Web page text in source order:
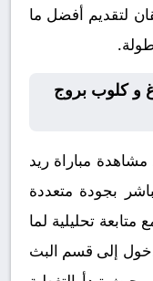
الفريقان لتقديم أفضل ما
و كلوب بروج
مباراة ريد
بجودة متعددة
تحليلية لما
إلى قسم البث